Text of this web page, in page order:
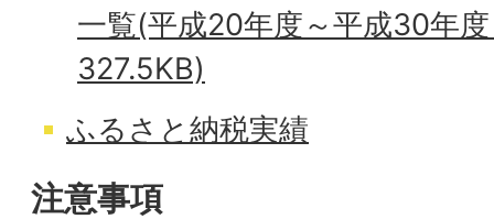
一覧(平成20年度～平成30年
327.5KB)
ふるさと納税実績
注意事項